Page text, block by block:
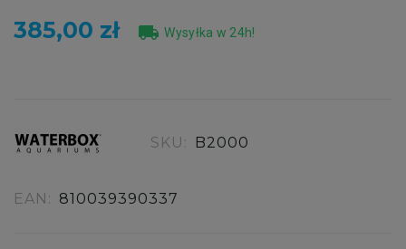
385,00 zł local_shipping Wysyłka w 24h!
SKU: B2000
EAN: 810039390337